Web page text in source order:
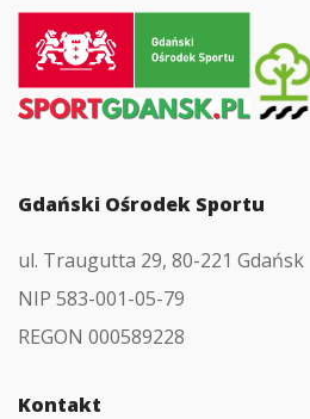
do
strony
głównej
Gdański Ośrodek Sportu
ul. Traugutta 29, 80-221 Gdańsk
NIP 583-001-05-79
REGON 000589228
Kontakt